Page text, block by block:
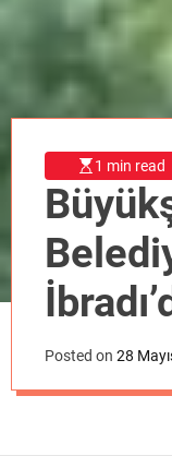
1 min read
Posted on 28